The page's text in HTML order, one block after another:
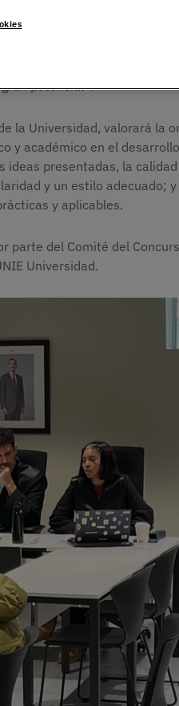
de Ciencias Jurídicas y
debe contar con
Jurídicas y Relaciones
a futuros
potencial”.
la Universidad, valorará la
y académico en el
presentadas, la
y un estilo adecuado;
y aplicables.
parte del Comité del
Universidad.